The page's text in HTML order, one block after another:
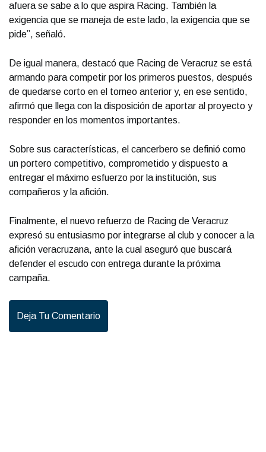
afuera se sabe a lo que aspira Racing. También la
exigencia que se maneja de este lado, la exigencia que se
pide”, señaló.
De igual manera, destacó que Racing de Veracruz se está
armando para competir por los primeros puestos, después
de quedarse corto en el torneo anterior y, en ese sentido,
afirmó que llega con la disposición de aportar al proyecto y
responder en los momentos importantes.
Sobre sus características, el cancerbero se definió como
un portero competitivo, comprometido y dispuesto a
entregar el máximo esfuerzo por la institución, sus
compañeros y la afición.
Finalmente, el nuevo refuerzo de Racing de Veracruz
expresó su entusiasmo por integrarse al club y conocer a la
afición veracruzana, ante la cual aseguró que buscará
defender el escudo con entrega durante la próxima
campaña.
Deja Tu Comentario